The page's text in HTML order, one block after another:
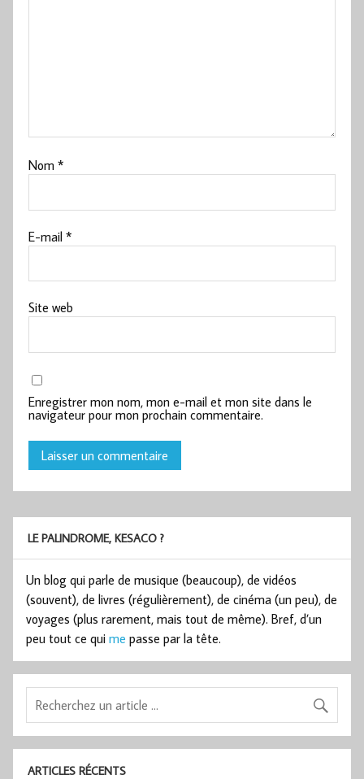
Nom*
E-mail*
Site web
Enregistrer mon nom, mon e-mail et mon site dans le
navigateur pour mon prochain commentaire.
LE PALINDROME, KESACO ?
Un blog qui parle de musique (beaucoup), de vidéos
(souvent), de livres (régulièrement), de cinéma (un peu), de
voyages (plus rarement, mais tout de même). Bref, d’un
peu tout ce qui me passe par la tête.
ARTICLES RÉCENTS